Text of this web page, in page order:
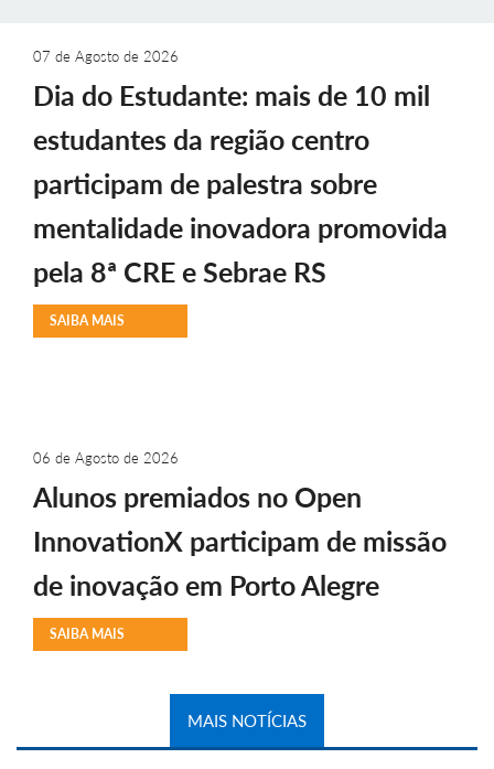
07 de Agosto de 2026
Dia do Estudante: mais de 10 mil
estudantes da região centro
participam de palestra sobre
mentalidade inovadora promovida
pela 8ª CRE e Sebrae RS
SAIBA MAIS
06 de Agosto de 2026
Alunos premiados no Open
InnovationX participam de missão
de inovação em Porto Alegre
SAIBA MAIS
MAIS NOTÍCIAS